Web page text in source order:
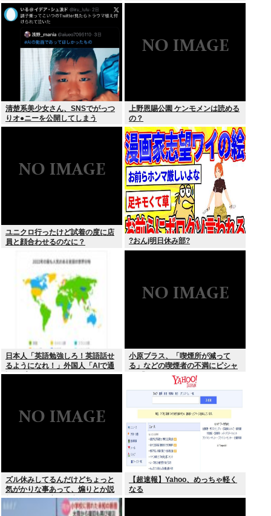
清楚系美少女さん、SNSでがっつ
りオ●ニーを公開してしまう
上野恩賜公園 ケンモメンは読める
の？
ユニクロ行ったけど試着の度に店
員と顔合わせるのなに？
?おんj明日休み部?
日本人「英語勉強しろ！英語話せ
るようになれ！」外国人「AIで通
訳アプリ使えばいいじゃん」
小原ブラス、「喫煙所が減って
る」などの喫煙者の不満にピシャ
リ 「じゃあやめれば？タバコなん
て家でだけ吸ってればいい」
ズル休みしてるんだけどちょっと
気がかりな事あって、煽りとか説
教とか抜きに客観的意見くれる人
だけきてくれ
【超速報】Yahoo、めっちゃ軽く
なる